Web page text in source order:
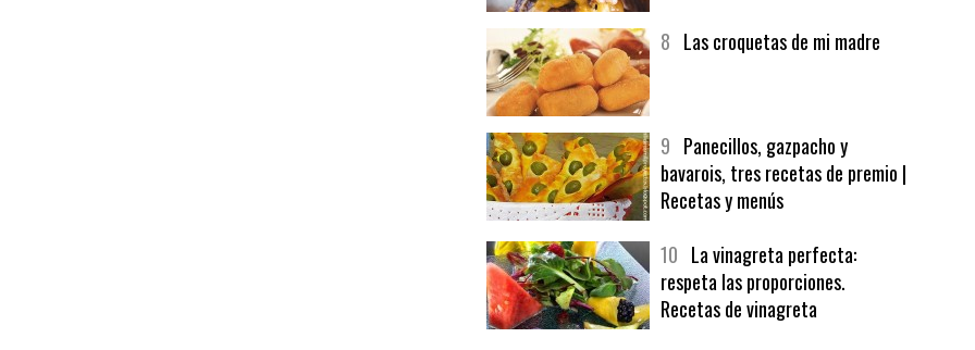
bavarois, tres recetas de premio |
Recetas y menús